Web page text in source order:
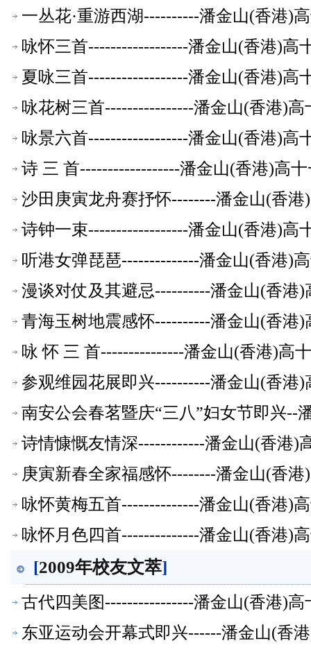
一丛花·重游西湖----------潘金山(香港)
咏怀三首------------------潘金山(香港)高
夏咏三首------------------潘金山(香港)高
咏花树三首----------------潘金山(香港)
咏景六首------------------潘金山(香港)高
诗 三 首------------------潘金山(香港)高
沙田庚寅龙舟赛抒怀--------潘金山(香
诗钟一束------------------潘金山(香港)高
听港女弹琵琶--------------潘金山(香港)
漫谈对仗及其避忌----------潘金山(香港
青海玉树地震感怀----------潘金山(香港
咏 怀 三 首---------------潘金山(香港)高
参观维园花展即兴----------潘金山(香港
南安公会春茗暨庆“三八”妇女节即兴--
诗情慷慨友情深------------潘金山(香港)
庚寅新春全家福感怀--------潘金山(香
咏怀黄梅五首--------------潘金山(香港)
咏怀月色四首--------------潘金山(香港)
[2009年校友文萃]
古代四美图----------------潘金山(香港)
东亚运动会开幕式即兴------潘金山(香